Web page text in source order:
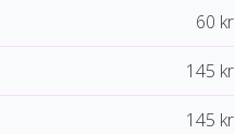
60 kr
145 kr
145 kr